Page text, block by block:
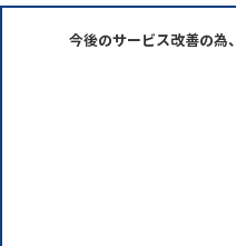
今後のサービス改善の為